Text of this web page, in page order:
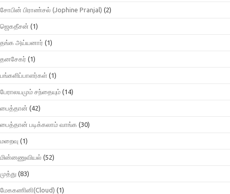
சோபின் பிராண்சல் (Jophine Pranjal) (2)
ஜெகதீசன் (1)
தங்க அய்யனார் (1)
தனசேகர் (1)
பங்களிப்பாளர்கள் (1)
பேராலயமும் சந்தையும் (14)
பைத்தான் (42)
பைத்தான் படிக்கலாம் வாங்க (30)
மறைவு (1)
மின்னணுவியல் (52)
முத்து (83)
மேககணினி(Cloud) (1)